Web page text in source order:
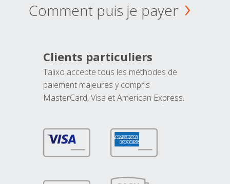
Comment puis je payer
Clients particuliers
Talixo accepte tous les méthodes de
paiement majeures y compris
MasterCard, Visa et American Express.